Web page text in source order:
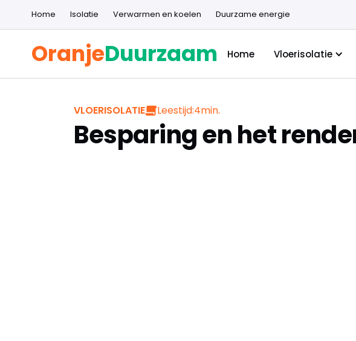
Home Isolatie Verwarmen en koelen Duurzame energie
OranjeDuurzaam Home Vloerisolatie
VLOERISOLATIE Leestijd:4min.
Besparing en het